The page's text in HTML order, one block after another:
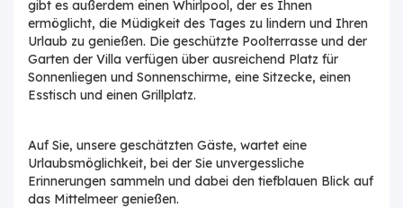
gibt es außerdem einen Whirlpool, der es Ihnen
ermöglicht, die Müdigkeit des Tages zu lindern und Ihren
Urlaub zu genießen. Die geschützte Poolterrasse und der
Garten der Villa verfügen über ausreichend Platz für
Sonnenliegen und Sonnenschirme, eine Sitzecke, einen
Esstisch und einen Grillplatz.
Auf Sie, unsere geschätzten Gäste, wartet eine
Urlaubsmöglichkeit, bei der Sie unvergessliche
Erinnerungen sammeln und dabei den tiefblauen Blick auf
das Mittelmeer genießen.